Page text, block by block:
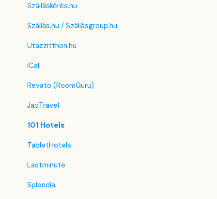
Szálláskérés.hu
Szállás.hu / Szállásgroup.hu
Utazzitthon.hu
iCal
Revato (RoomGuru)
JacTravel
101 Hotels
TabletHotels
Lastminute
Splendia